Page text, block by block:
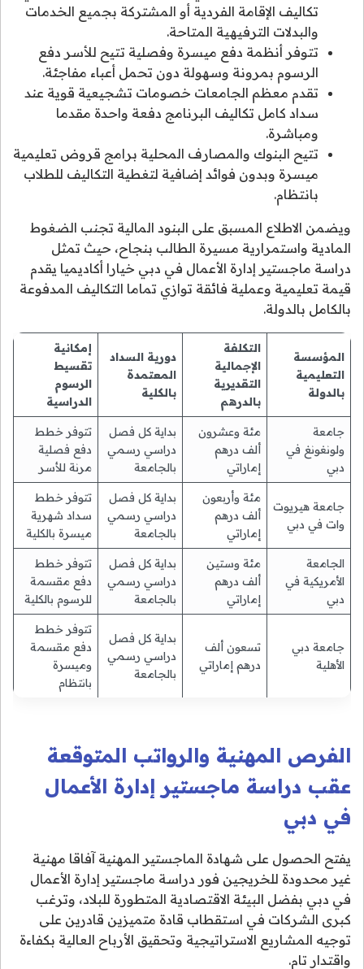
تكاليف الإقامة الفردية أو المشتركة بجميع الخدمات
والبدلات الترفيهية المتاحة.
تتوفر أنظمة دفع ميسرة وفصلية تتيح للأسر دفع
الرسوم بمرونة وسهولة دون تحمل أعباء مفاجئة.
تقدم معظم الجامعات خصومات تشجيعية قوية عند
سداد كامل تكاليف البرنامج دفعة واحدة مقدما
ومباشرة.
تتيح البنوك والمصارف المحلية برامج قروض تعليمية
ميسرة وبدون فوائد إضافية لتغطية التكاليف للطلاب
بانتظام.
ويضمن الاطلاع المسبق على البنود المالية تجنب الضغوط
المادية واستمرارية مسيرة الطالب بنجاح، حيث تمثل
دراسة ماجستير إدارة الأعمال في دبي خيارا أكاديميا يقدم
قيمة تعليمية وعملية فائقة توازي تماما التكاليف المدفوعة
بالكامل بالدولة.
المؤسسة
التعليمية
بالدولة
التكلفة
الإجمالية
التقديرية
بالدرهم
دورية السداد
المعتمدة
بالكلية
إمكانية
تقسيط
الرسوم
الدراسية
جامعة
ولونغونغ في
دبي
مئة وعشرون
ألف درهم
إماراتي
بداية كل فصل
دراسي رسمي
بالجامعة
تتوفر خطط
دفع فصلية
مرنة للأسر
جامعة هيريوت
وات في دبي
مئة وأربعون
ألف درهم
إماراتي
بداية كل فصل
دراسي رسمي
بالجامعة
تتوفر خطط
سداد شهرية
ميسرة بالكلية
الجامعة
الأمريكية في
دبي
مئة وستين
ألف درهم
إماراتي
بداية كل فصل
دراسي رسمي
بالجامعة
تتوفر خطط
دفع مقسمة
للرسوم بالكلية
جامعة دبي
الأهلية
تسعون ألف
درهم إماراتي
بداية كل فصل
دراسي رسمي
بالجامعة
تتوفر خطط
دفع مقسمة
وميسرة
بانتظام
الفرص المهنية والرواتب المتوقعة
عقب دراسة ماجستير إدارة الأعمال
في دبي
يفتح الحصول على شهادة الماجستير المهنية آفاقا مهنية
غير محدودة للخريجين فور دراسة ماجستير إدارة الأعمال
في دبي بفضل البيئة الاقتصادية المتطورة للبلاد، وترغب
كبرى الشركات في استقطاب قادة متميزين قادرين على
توجيه المشاريع الاستراتيجية وتحقيق الأرباح العالية بكفاءة
واقتدار تام.